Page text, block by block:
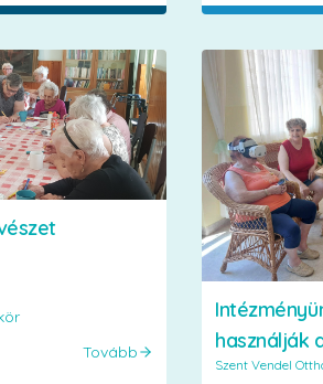
Tovább
használják
Szent Vendel